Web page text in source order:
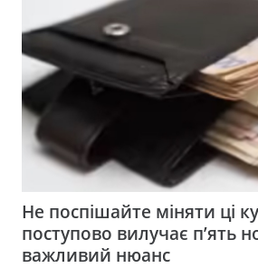
Не поспішайте міняти ці
поступово вилучає п’ять
важливий нюанс